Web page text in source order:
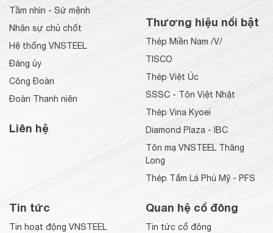
Tầm nhìn - Sứ mệnh
Nhân sự chủ chốt
Hệ thống VNSTEEL
Đảng ủy
Công Đoàn
Đoàn Thanh niên
Liên hệ
Thương hiệu nổi bật
Thép Miền Nam /V/
TISCO
Thép Việt Úc
SSSC - Tôn Việt Nhật
Thép Vina Kyoei
Diamond Plaza - IBC
Tôn mạ VNSTEEL Thăng
Long
Thép Tấm Lá Phú Mỹ - PFS
Tin tức
Tin hoạt động VNSTEEL
Quan hệ cổ đông
Tin tức cổ đông